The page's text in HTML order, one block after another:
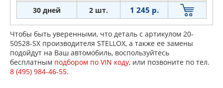
30 дней 2 шт. 1 245 р.
Чтобы быть уверенными, что деталь с артикулом 20-
50528-SX производителя STELLOX, а также ее замены
подойдут на Ваш автомобиль, воспользуйтесь
бесплатным подбором по VIN коду, или позвоните по тел.
8 (495) 984-46-55.